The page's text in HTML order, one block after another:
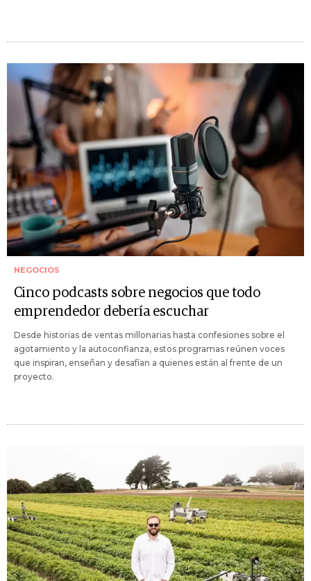
NEGOCIOS
Cinco podcasts sobre negocios que todo
emprendedor debería escuchar
Desde historias de ventas millonarias hasta confesiones sobre el
agotamiento y la autoconfianza, estos programas reúnen voces
que inspiran, enseñan y desafían a quienes están al frente de un
proyecto.